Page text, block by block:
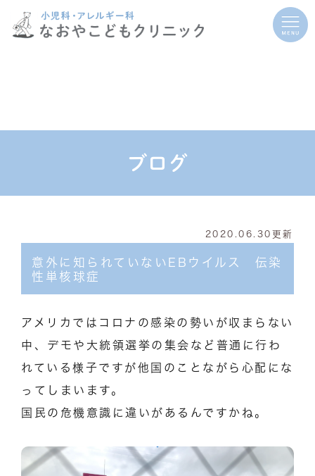
ブログ
2020.06.30更新
意外に知られていないEBウイルス 伝染
性単核球症
アメリカではコロナの感染の勢いが収まらない
中、デモや大統領選挙の集会など普通に行わ
れている様子ですが他国のことながら心配にな
ってしまいます。
国民の危機意識に違いがあるんですかね。